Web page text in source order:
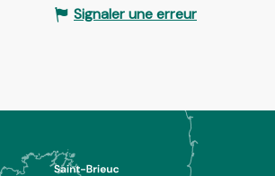
Signaler une erreur